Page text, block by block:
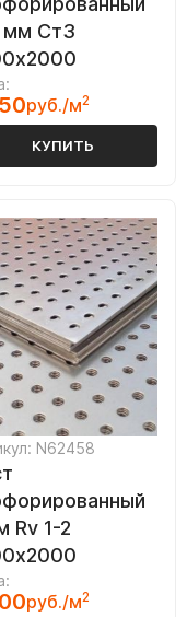
мм Ст3
руб./м2
КУПИТЬ
N62458
Rv 1-2
руб./м2